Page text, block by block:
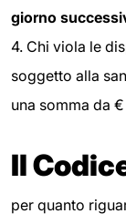
giorno
4. Chi viola le
soggetto alla
una somma da
Il
per quanto